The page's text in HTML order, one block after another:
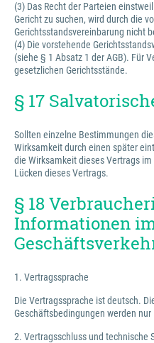
(3) Das Recht der Parteien
Gericht zu suchen, wird durch die
Gerichtsstandsvereinbarung nicht
(4) Die vorstehende
(siehe § 1 Absatz 1 der AGB). Für
gesetzlichen Gerichtsstände.
§ 17
Sollten einzelne Bestimmungen
Wirksamkeit durch einen später
die Wirksamkeit dieses Vertrags
Lücken dieses Vertrags.
§ 18
Informationen
1. Vertragssprache
Die Vertragssprache ist deutsch.
Geschäftsbedingungen werden
2. Vertragsschluss und technische